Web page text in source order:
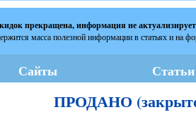
прекращена, информация не
масса полезной информации в статьях и на
Сайты Статьи
ПРОДАНО